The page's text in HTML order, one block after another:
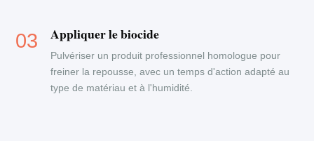
Appliquer le biocide
Pulvériser un produit professionnel homologue pour
freiner la repousse, avec un temps d'action adapté au
type de matériau et à l'humidité.